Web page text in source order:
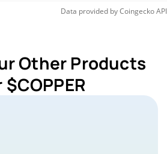
Data provided byCoingeckoAPI
Other Products